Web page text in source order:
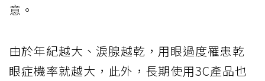
意。
由於年紀越大、淚腺越乾，用眼過度罹患乾
眼症機率就越大，此外，長期使用3C產品也